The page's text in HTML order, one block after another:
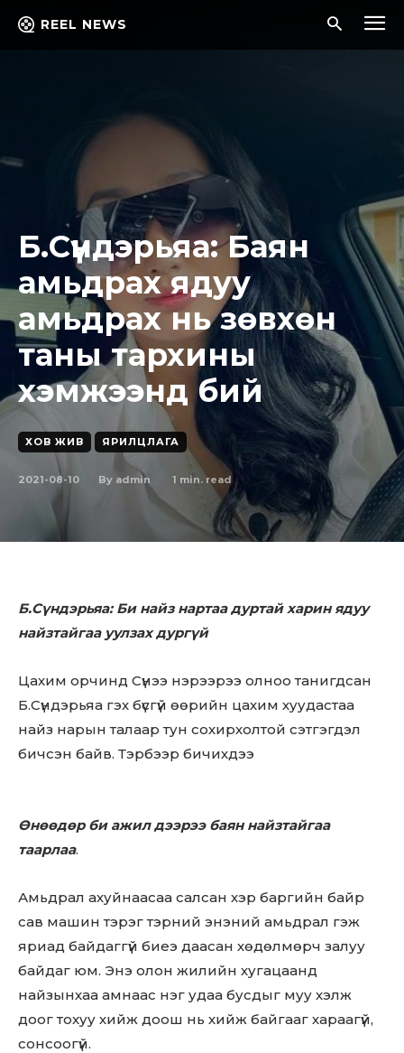
REEL NEWS
Б.Сүндэрьяа: Баян
амьдрах ядуу
амьдрах нь зөвхөн
таны тархины
хэмжээнд бий
ХОВ ЖИВ ЯРИЛЦЛАГА
2021-08-10 By admin 1 min. read
Б.Сүндэрьяа: Би найз нартаа дуртай харин ядуу
найзтайгаа уулзах дургүй
Цахим орчинд Сүнээ нэрээрээ олноо танигдсан
Б.Сүндэрьяа гэх бүсгүй өөрийн цахим хуудастаа
найз нарын талаар тун сохирхолтой сэтгэгдэл
бичсэн байв. Тэрбээр бичихдээ
Өнөөдөр би ажил дээрээ баян найзтайгаа
таарлаа.
Амьдрал ахуйнаасаа салсан хэр баргийн байр
сав машин тэрэг тэрний энэний амьдрал гэж
яриад байдаггүй биеэ даасан хөдөлмөрч залуу
байдаг юм. Энэ олон жилийн хугацаанд
найзынхаа амнаас нэг удаа бусдыг муу хэлж
дooг тoxуу хийж доош нь хийж байгааг хараагүй,
сонсоогүй.